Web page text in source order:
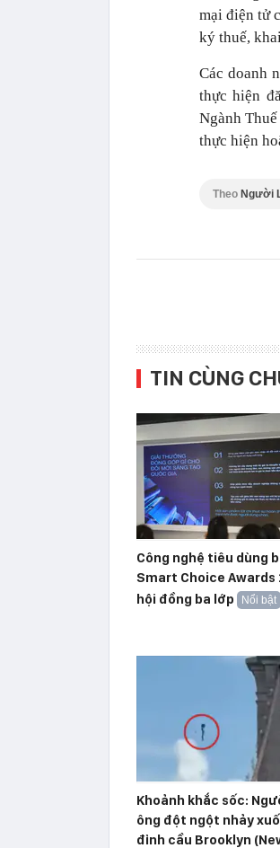
mại điện tử
ký thuế,
Các doanh
thực hiện
Ngành
thực hiện
Theo Người
TIN CÙNG
Công nghệ tiêu dùng
Smart Choice Awards
hội đồng ba lớp
Nổi bật
Khoảnh khắc sốc:
ông đột ngột nhảy
đỉnh cầu Brooklyn